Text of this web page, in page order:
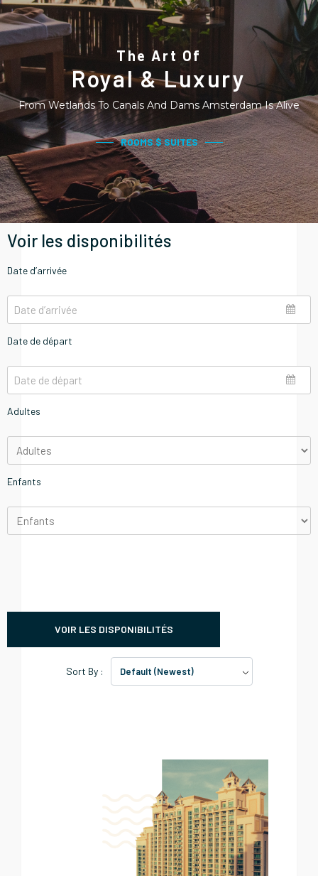
The Art Of
Royal & Luxury
From Wetlands To Canals And Dams Amsterdam Is Alive
ROOMS $ SUITES
Voir les disponibilités
Date d’arrivée
Date de départ
Adultes
Enfants
VOIR LES DISPONIBILITÉS
Sort By : Default (Newest)